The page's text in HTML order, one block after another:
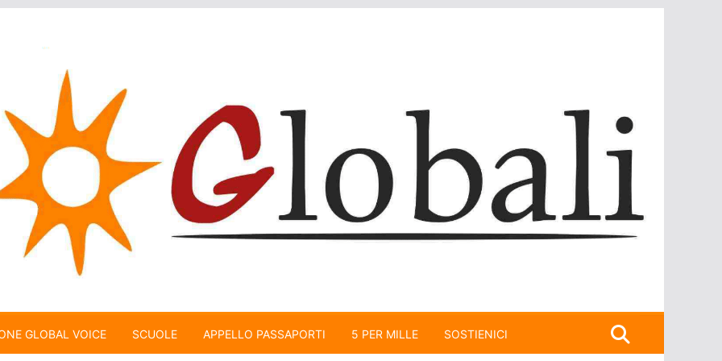
GLOBAL VOICE SCUOLE APPELLO PASSAPORTI 5 PER MILLE SOSTIENICI